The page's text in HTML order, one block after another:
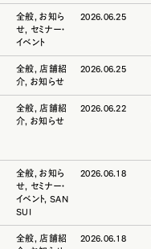
全般 ,お知ら
せ
セミナー・
イベント
2026.06.25
全般
店舗紹
介 ,お知らせ
2026.06.25
全般
店舗紹
介 ,お知らせ
2026.06.22
全般 ,お知ら
せ
セミナー・
イベント, SAN
SUI
2026.06.18
全般
店舗紹
2026.06.18